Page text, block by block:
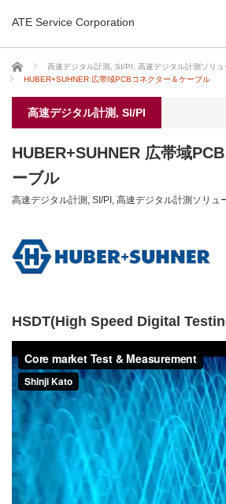
ATE Service Corporation
ホーム 高速デジタル計測, SI/PI
高速デジタル計測ソリュ
HUBER+SUHNER 広帯域PCBコネクター＆ケーブル
高速デジタル計測, SI/PI
HUBER+SUHNER 広帯域
ーブル
高速デジタル計測, SI/PI , 高速デジタル計測ソリュ
HSDT(High Speed Digital